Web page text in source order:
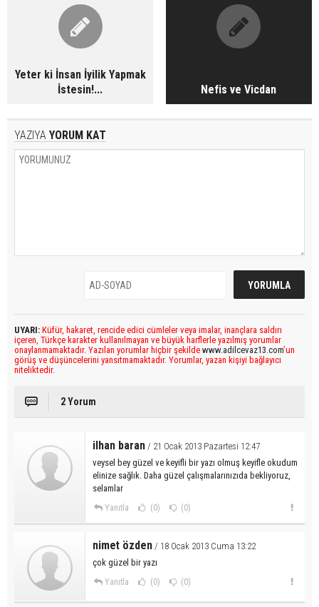
Yeter ki İnsan İyilik Yapmak
İstesin!...
Nefis ve Vicdan
YAZIYA YORUM KAT
UYARI: Küfür, hakaret, rencide edici cümleler veya imalar, inançlara saldırı
içeren, Türkçe karakter kullanılmayan ve büyük harflerle yazılmış yorumlar
onaylanmamaktadır. Yazılan yorumlar hiçbir şekilde www.adilcevaz13.com’un
görüş ve düşüncelerini yansıtmamaktadır. Yorumlar, yazan kişiyi bağlayıcı
niteliktedir.
2 Yorum
ilhan baran / 21 Ocak 2013 Pazartesi 12:47
veysel bey güzel ve keyifli bir yazı olmuş keyifle okudum
elinize sağlık. Daha güzel çalışmalarınızıda bekliyoruz,
selamlar
Yanıtla (0) (0)
nimet özden / 18 Ocak 2013 Cuma 13:22
çok güzel bir yazı
Yanıtla (0) (0)